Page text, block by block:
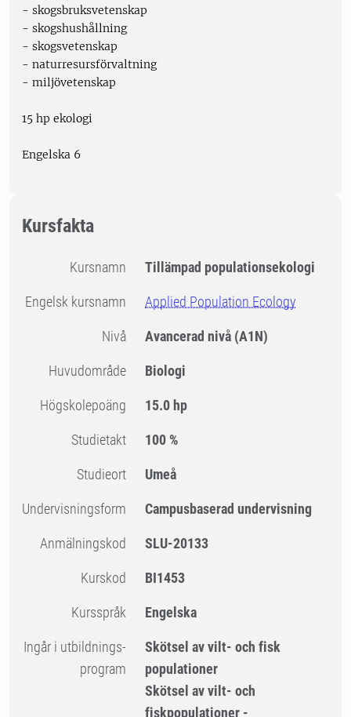
- skogsbruksvetenskap
- skogshushållning
- skogsvetenskap
- naturresursförvaltning
- miljövetenskap
15 hp ekologi
Engelska 6
Kursfakta
Kursnamn Tillämpad populationsekologi
Engelsk kursnamn Applied Population Ecology
Nivå Avancerad nivå (A1N)
Huvudområde Biologi
högskolepoäng 15.0 hp
Studietakt 100 %
Studieort Umeå
Undervisningsform Campusbaserad undervisning
Anmälningskod SLU-20133
Kurskod BI1453
Kursspråk Engelska
Ingår i utbildnings-
program
Skötsel av vilt- och fisk
populationer
Skötsel av vilt- och
fiskpopulationer -